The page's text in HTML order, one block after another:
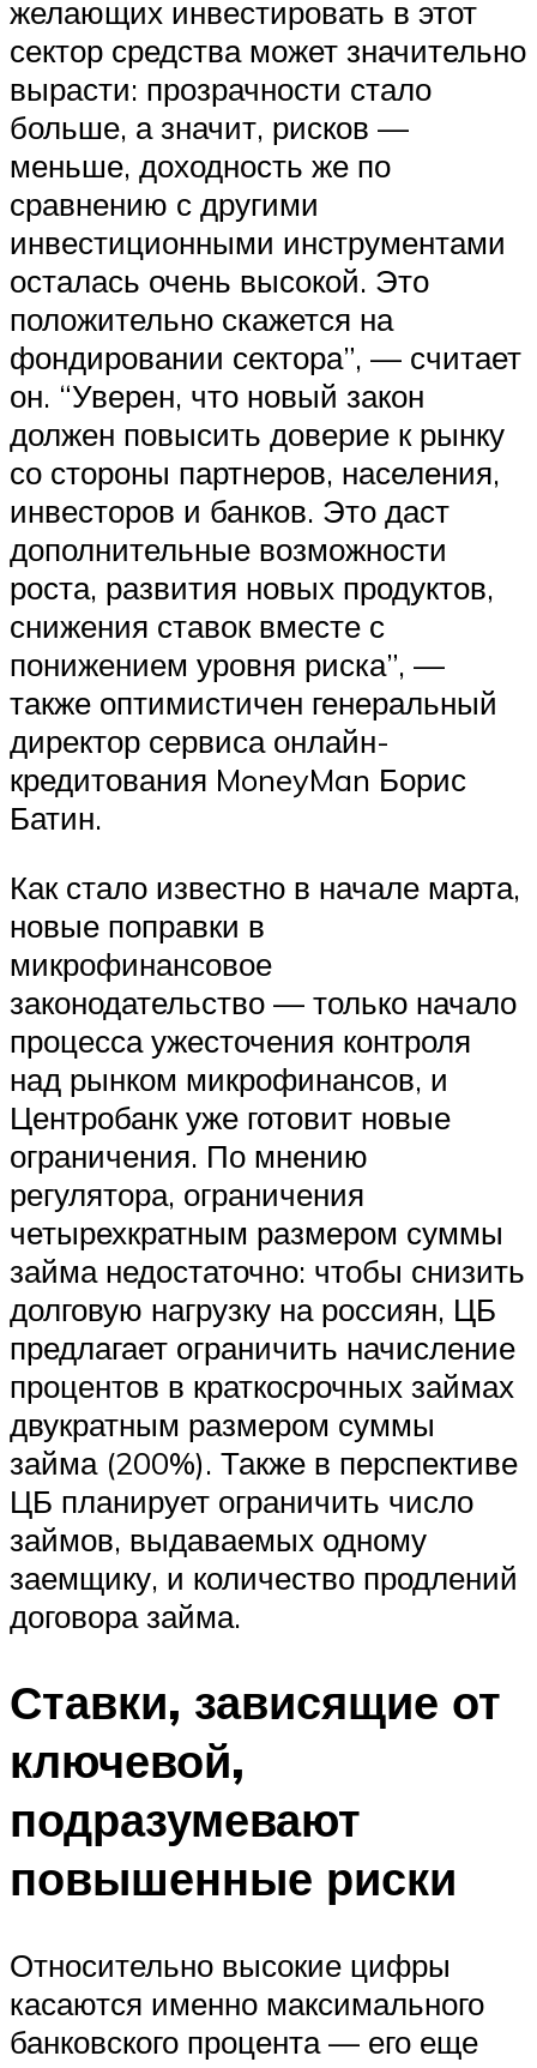
желающих инвестировать в этот
сектор средства может значительно
вырасти: прозрачности стало
больше, а значит, рисков —
меньше, доходность же по
сравнению с другими
инвестиционными инструментами
осталась очень высокой. Это
положительно скажется на
фондировании сектора”, — считает
он. “Уверен, что новый закон
должен повысить доверие к рынку
со стороны партнеров, населения,
инвесторов и банков. Это даст
дополнительные возможности
роста, развития новых продуктов,
снижения ставок вместе с
понижением уровня риска”, —
также оптимистичен генеральный
директор сервиса онлайн-
кредитования MoneyMan Борис
Батин.
Как стало известно в начале марта,
новые поправки в
микрофинансовое
законодательство — только начало
процесса ужесточения контроля
над рынком микрофинансов, и
Центробанк уже готовит новые
ограничения. По мнению
регулятора, ограничения
четырехкратным размером суммы
займа недостаточно: чтобы снизить
долговую нагрузку на россиян, ЦБ
предлагает ограничить начисление
процентов в краткосрочных займах
двукратным размером суммы
займа (200%). Также в перспективе
ЦБ планирует ограничить число
займов, выдаваемых одному
заемщику, и количество продлений
договора займа.
Ставки, зависящие от
ключевой,
подразумевают
повышенные риски
Относительно высокие цифры
касаются именно максимального
банковского процента — его еще